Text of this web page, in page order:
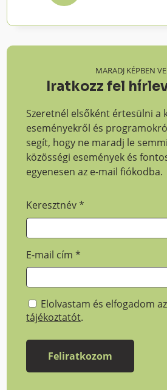
MARADJ KÉPBEN
Iratkozz fel
Szeretnél elsőként értesülni a
eseményekről és
segít, hogy ne maradj le
közösségi események és
egyenesen az e-mail fiókodba.
Keresztnév*
E-mail cím*
Elolvastam és elfogadom
tájékoztatót.